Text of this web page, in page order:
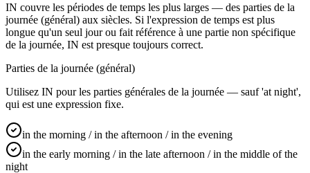
IN couvre les périodes de temps les plus larges — des parties de la
journée (général) aux siècles. Si l'expression de temps est plus
longue qu'un seul jour ou fait référence à une partie non spécifique
de la journée, IN est presque toujours correct.
Parties de la journée (général)
Utilisez IN pour les parties générales de la journée — sauf 'at night',
qui est une expression fixe.
in the morning / in the afternoon / in the evening
in the early morning / in the late afternoon / in the middle of the
night